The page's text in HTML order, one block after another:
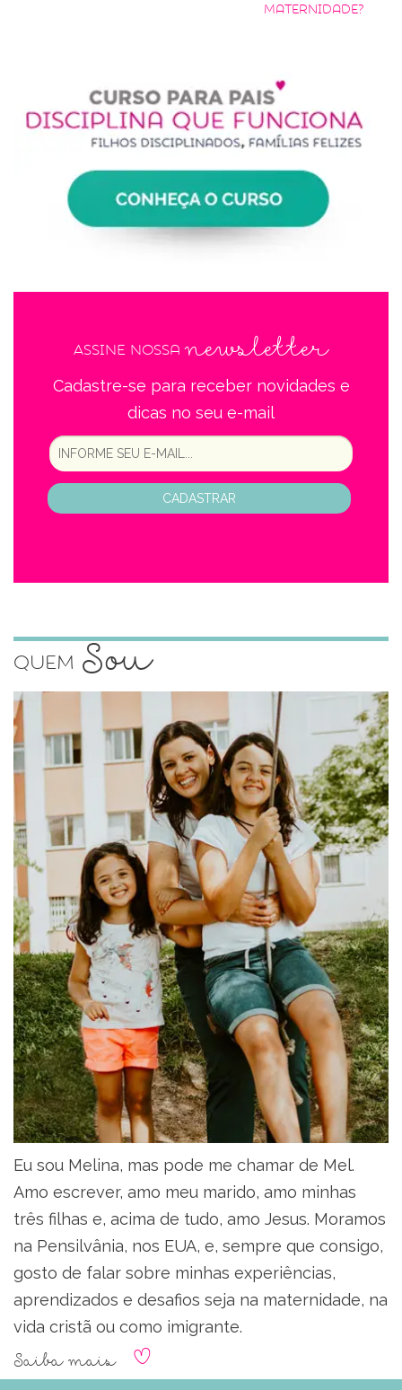
maternidade?
Assine nossanewsletter
Cadastre-se para receber novidades e
dicas no seu e-mail
CADASTRAR
Quem Sou
Eu sou Melina, mas pode me chamar de Mel.
Amo escrever, amo meu marido, amo minhas
três filhas e, acima de tudo, amo Jesus. Moramos
na Pensilvânia, nos EUA, e, sempre que consigo,
gosto de falar sobre minhas experiências,
aprendizados e desafios seja na maternidade, na
vida cristã ou como imigrante.
Saiba mais